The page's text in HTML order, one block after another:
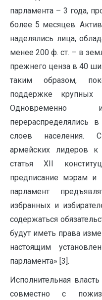
парламента – 3 года,
более 5 месяцев.
наделялись лица,
менее 200 ф. ст. – в
прежнего ценза в 40
таким образом,
поддержке крупных
Одновременно
перераспределялись
слоев населения.
армейских лидеров к
статья XII
предписание мэрам
парламент
избранных и
содержаться
будут иметь права
настоящим
парламента» [3].
Исполнительная
совместно с